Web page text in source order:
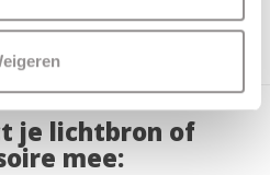
je lichtbron of
mee: